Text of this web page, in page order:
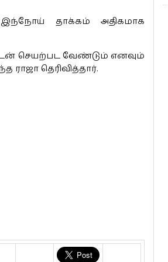
தாக்கம் அதிகமாக
செயற்பட வேண்டும் எனவும்
தெரிவித்தார்.